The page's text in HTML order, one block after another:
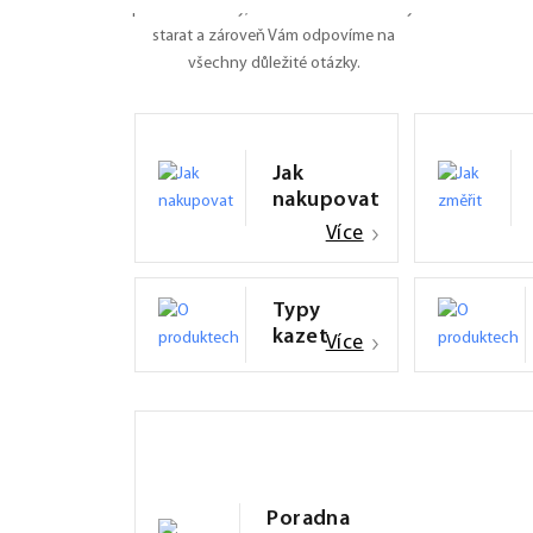
pro Vás manuály, naučíme Vás se o rolety
starat a zároveň Vám odpovíme na
všechny důležité otázky.
Jak
nakupovat
Více
Typy
kazetVíce
Poradna